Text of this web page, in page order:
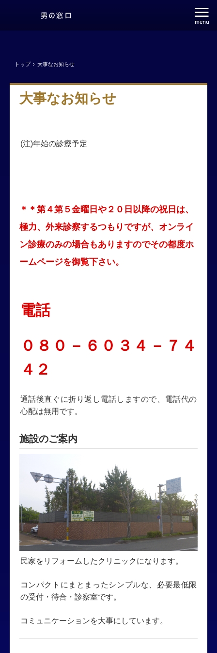
トップ › 大事なお知らせ
大事なお知らせ
(注)年始の診療予定
＊＊第４第５金曜日や２０日以降の祝日は、
極力、外来診察するつもりですが、オンライ
ン診療のみの場合もありますのでその都度ホ
ームページを御覧下さい。
電話
０８０－６０３４－７４
４２
通話後直ぐに折り返し電話しますので、電話代の
心配は無用です。
施設のご案内
民家をリフォームしたクリニックになります。
コンパクトにまとまったシンプルな、必要最低限
の受付・待合・診察室です。
コミュニケーションを大事にしています。